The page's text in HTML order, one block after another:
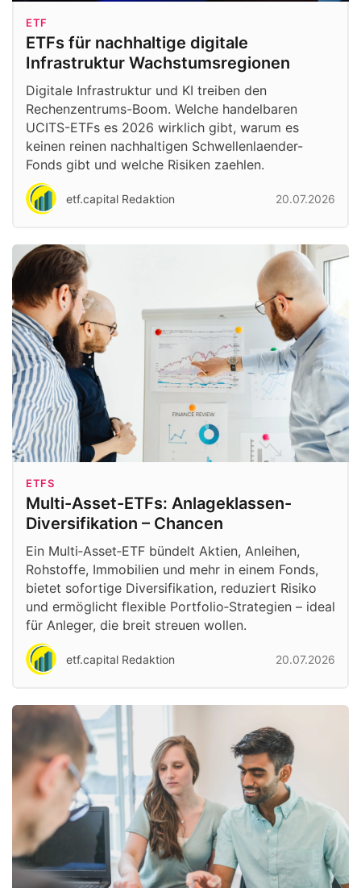
ETF
ETFs für nachhaltige digitale
Infrastruktur Wachstumsregionen
Digitale Infrastruktur und KI treiben den
Rechenzentrums-Boom. Welche handelbaren
UCITS-ETFs es 2026 wirklich gibt, warum es
keinen reinen nachhaltigen Schwellenlaender-
Fonds gibt und welche Risiken zaehlen.
etf.capital Redaktion 20.07.2026
ETFS
Multi-Asset-ETFs: Anlageklassen-
Diversifikation – Chancen
Ein Multi‑Asset‑ETF bündelt Aktien, Anleihen,
Rohstoffe, Immobilien und mehr in einem Fonds,
bietet sofortige Diversifikation, reduziert Risiko
und ermöglicht flexible Portfolio‑Strategien – ideal
für Anleger, die breit streuen wollen.
etf.capital Redaktion 20.07.2026